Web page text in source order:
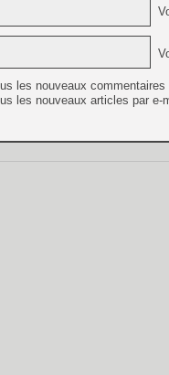
les nouveaux commentaires
les nouveaux articles par e-